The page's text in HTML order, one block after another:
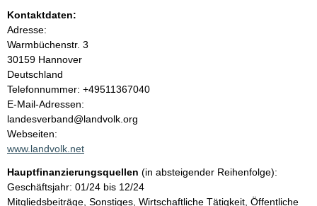
n
h
a
l
t
Kontaktdaten:
Adresse:
Warmbüchenstr. 3
30159 Hannover
Deutschland
K
o
n
t
a
t
i
Telefonnummer: +49511367040
E-Mail-Adressen:
landesverband@landvolk.org
Webseiten:
www.landvolk.net
Hauptfinanzierungsquellen (in absteigender Reihenfolge):
Geschäftsjahr: 01/24 bis 12/24
Mitgliedsbeiträge, Sonstiges, Wirtschaftliche Tätigkeit, Öffentliche